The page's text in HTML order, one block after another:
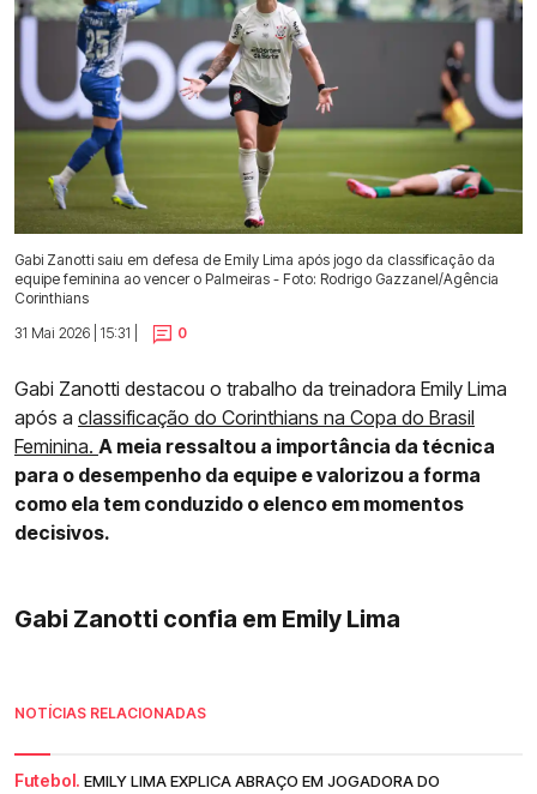
Gabi Zanotti saiu em defesa de Emily Lima após jogo da classificação da
equipe feminina ao vencer o Palmeiras - Foto: Rodrigo Gazzanel/Agência
Corinthians
31 Mai 2026 | 15:31 |
0
Gabi Zanotti destacou o trabalho da treinadora Emily Lima
após a classificação do Corinthians na Copa do Brasil
Feminina. A meia ressaltou a importância da técnica
para o desempenho da equipe e valorizou a forma
como ela tem conduzido o elenco em momentos
decisivos.
Gabi Zanotti confia em Emily Lima
NOTÍCIAS RELACIONADAS
Futebol. EMILY LIMA EXPLICA ABRAÇO EM JOGADORA DO